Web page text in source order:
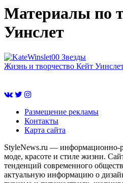
Материалы по
Уинслет
Звезды
Жизнь и творчество Кейт
Размещение рекламы
Контакты
Карта сайта
StyleNews.ru — информационно-
моде, красоте и стиле жизни.
тенденций современного
актуальную информацию о